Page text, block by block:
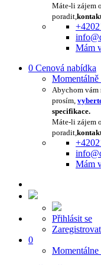
Máte-li zájem
poradit,
Mám
0 Cenová nabídka
Momentálně
Abychom
prosím,
specifikace.
Máte-li zájem
poradit,
Mám
Přihlásit se
0